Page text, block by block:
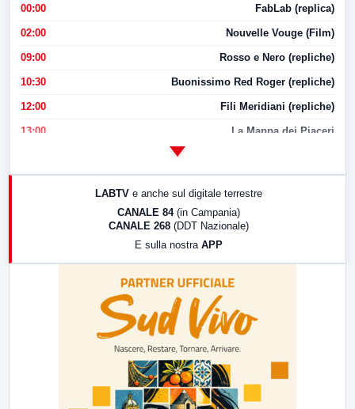
00:00 FabLab (replica)
02:00 Nouvelle Vouge (Film)
09:00 Rosso e Nero (repliche)
10:30 Buonissimo Red Roger (repliche)
12:00 Fili Meridiani (repliche)
13:00 La Mappa dei Piaceri
LABTV e anche sul digitale terrestre
CANALE 84 (in Campania)
CANALE 268 (DDT Nazionale)
E sulla nostra APP